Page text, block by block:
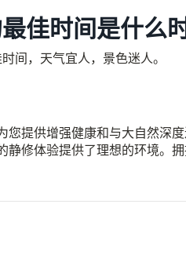
佳时间是什么
间，天气宜人，景色迷人。
您提供增强健康和与大自然深
修体验提供了理想的环境。